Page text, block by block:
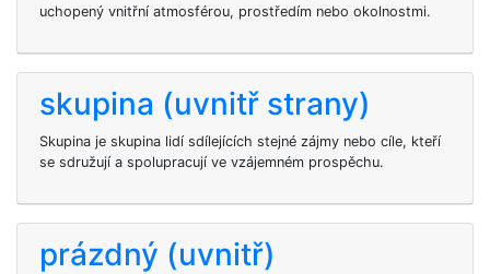
uchopený vnitřní atmosférou, prostředím nebo okolnostmi.
skupina (uvnitř strany)
Skupina je skupina lidí sdílejících stejné zájmy nebo cíle, kteří
se sdružují a spolupracují ve vzájemném prospěchu.
prázdný (uvnitř)